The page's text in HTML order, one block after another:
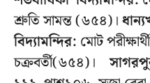
শ্রুতি সামন্ত (৬৫৪)।
বিদ্যামন্দির: মোট
চক্রবর্তী(৬৫৪)।